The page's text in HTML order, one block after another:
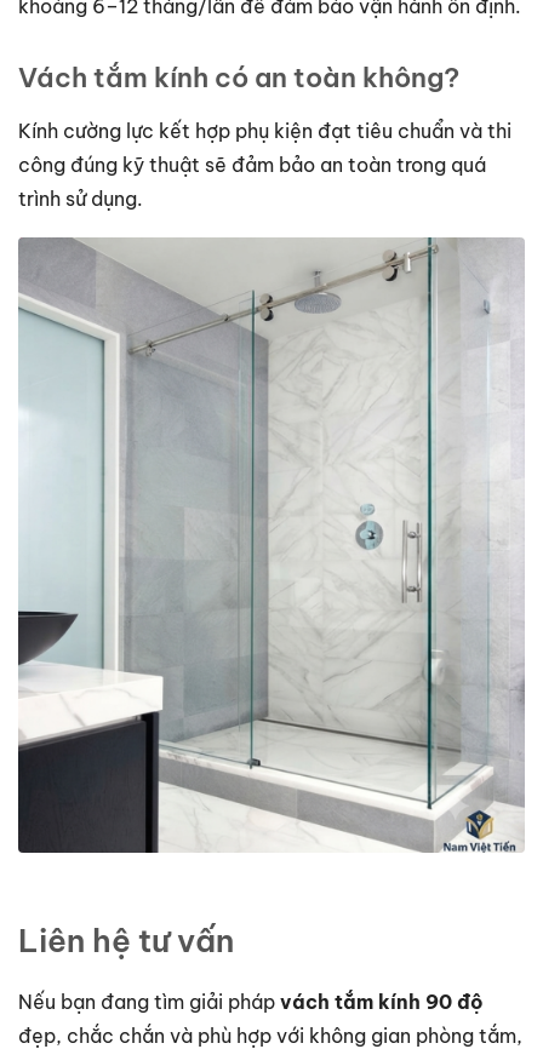
khoảng 6–12 tháng/lần để đảm bảo vận hành ổn định.
Vách tắm kính có an toàn không?
Kính cường lực kết hợp phụ kiện đạt tiêu chuẩn và thi
công đúng kỹ thuật sẽ đảm bảo an toàn trong quá
trình sử dụng.
Liên hệ tư vấn
Nếu bạn đang tìm giải pháp vách tắm kính 90 độ
đẹp, chắc chắn và phù hợp với không gian phòng tắm,